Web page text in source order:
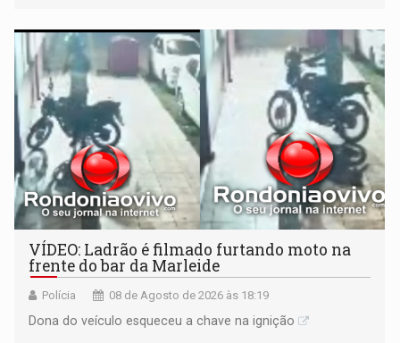
VÍDEO: Ladrão é filmado furtando moto na
frente do bar da Marleide
Polícia 08 de Agosto de 2026 às 18:19
Dona do veículo esqueceu a chave na ignição